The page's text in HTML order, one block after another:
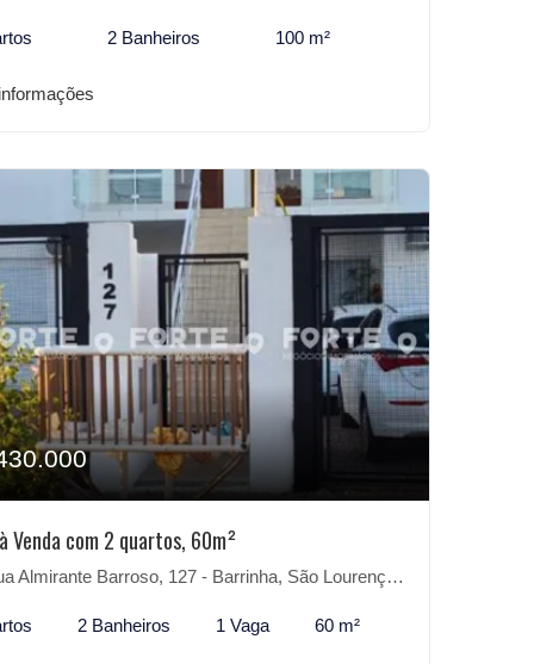
2 Banheiros 100 m²
Venda com 2 quartos, 60m²
Almirante Barroso, 127 - Barrinha, São Lourenço do Sul-RS
2 Banheiros 1 Vaga 60 m²